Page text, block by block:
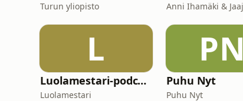
Turun yliopisto
L
Luolamestari-podcast
Luolamestari
PN
Puhu Nyt
Puhu Nyt